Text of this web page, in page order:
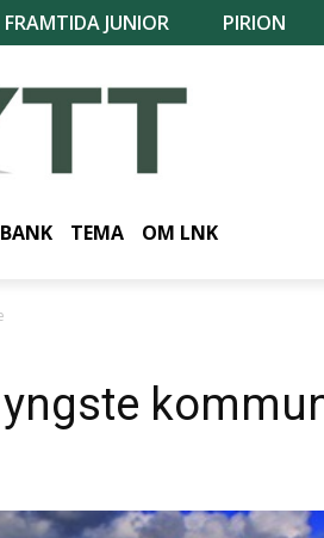
FRAMTIDA JUNIOR PIRION
TEMA OM LNK